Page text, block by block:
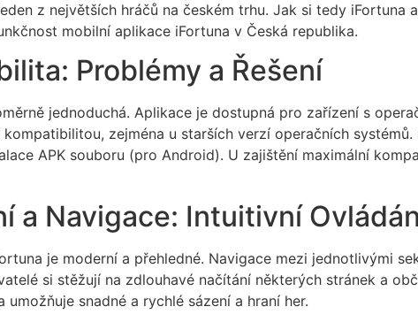
z největších hráčů na českém trhu. Jak si tedy iFortuna
mobilní aplikace iFortuna v Česká republika.
Problémy a Řešení
jednoduchá. Aplikace je dostupná pro zařízení s
zejména u starších verzí operačních
APK souboru (pro Android). U zajištění maximální
a Navigace: Intuitivní
je moderní a přehledné. Navigace mezi jednotlivými
si stěžují na zdlouhavé načítání některých stránek a
snadné a rychlé sázení a hraní her.